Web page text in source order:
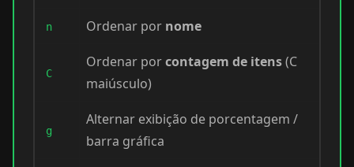
n Ordenar por nome
C
Ordenar porcontagem de itens(C
maiúsculo)
g
Alternar exibição de porcentagem /
barra gráfica